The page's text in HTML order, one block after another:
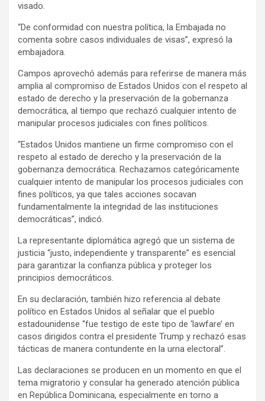
visado.
“De conformidad con nuestra política, la Embajada no
comenta sobre casos individuales de visas”, expresó la
embajadora.
Campos aprovechó además para referirse de manera más
amplia al compromiso de Estados Unidos con el respeto al
estado de derecho y la preservación de la gobernanza
democrática, al tiempo que rechazó cualquier intento de
manipular procesos judiciales con fines políticos.
“Estados Unidos mantiene un firme compromiso con el
respeto al estado de derecho y la preservación de la
gobernanza democrática. Rechazamos categóricamente
cualquier intento de manipular los procesos judiciales con
fines políticos, ya que tales acciones socavan
fundamentalmente la integridad de las instituciones
democráticas”, indicó.
La representante diplomática agregó que un sistema de
justicia “justo, independiente y transparente” es esencial
para garantizar la confianza pública y proteger los
principios democráticos.
En su declaración, también hizo referencia al debate
político en Estados Unidos al señalar que el pueblo
estadounidense “fue testigo de este tipo de ‘lawfare’ en
casos dirigidos contra el presidente Trump y rechazó esas
tácticas de manera contundente en la urna electoral”.
Las declaraciones se producen en un momento en que el
tema migratorio y consular ha generado atención pública
en República Dominicana, especialmente en torno a